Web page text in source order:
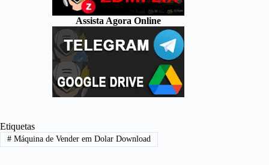
Assista Agora Online
Etiquetas
#Máquina de Vender em Dolar Download